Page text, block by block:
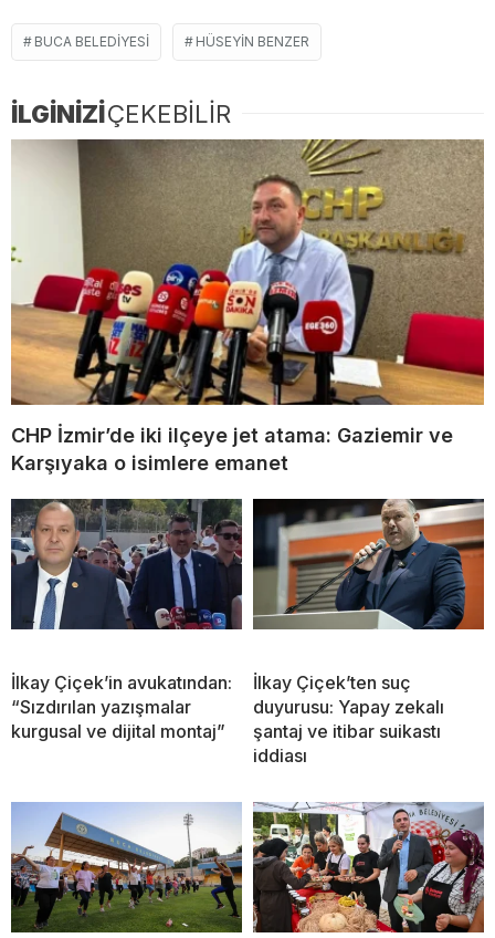
BUCA BELEDIYESI HÜSEYIN BENZER
İLGİNİZİÇEKEBİLİR
CHP İzmir’de iki ilçeye jet atama: Gaziemir ve
Karşıyaka o isimlere emanet
İlkay Çiçek’in avukatından:
“Sızdırılan yazışmalar
kurgusal ve dijital montaj”
İlkay Çiçek’ten suç
duyurusu: Yapay zekalı
şantaj ve itibar suikastı
iddiası